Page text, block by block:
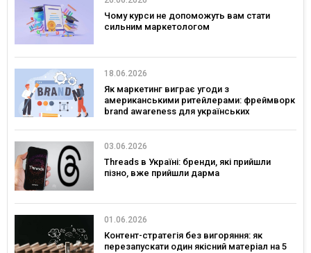
Чому курси не допоможуть вам стати
сильним маркетологом
18.06.2026
Як маркетинг виграє угоди з
американськими ритейлерами: фреймворк
brand awareness для українських
03.06.2026
Threads в Україні: бренди, які прийшли
пізно, вже прийшли дарма
01.06.2026
Контент-стратегія без вигоряння: як
перезапускати один якісний матеріал на 5